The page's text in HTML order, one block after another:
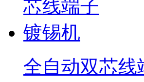
全自动双芯线